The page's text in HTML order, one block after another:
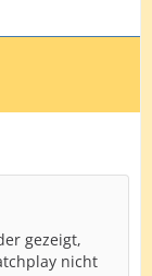
gezeigt,
nicht